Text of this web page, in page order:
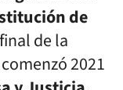
de
de la
2021